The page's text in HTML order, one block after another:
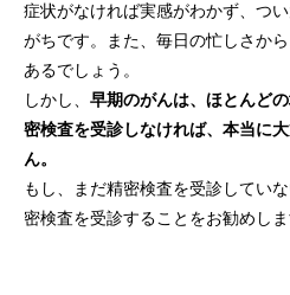
後期高齢者医療健康診査の電話予
名古屋市公式web
がん患者の支援
アクセシビリティについて
症状がなければ実感がわかず、つ
がちです。また、毎日の忙しさか
あるでしょう。
しかし、 早期のがんは、ほとんど
密検査を受診しなければ、本当に
ん。
もし、まだ精密検査を受診してい
密検査を受診することをお勧めしま